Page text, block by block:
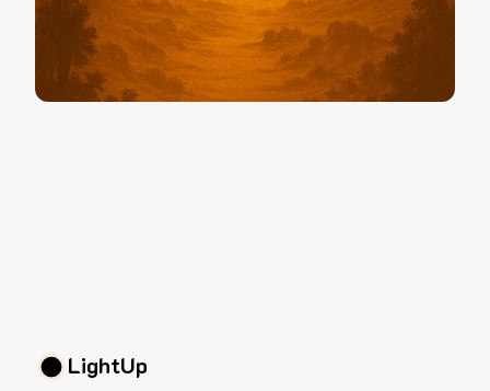
LightUp